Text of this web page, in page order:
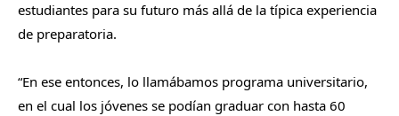
estudiantes para su futuro más allá de la típica experiencia
de preparatoria.
“En ese entonces, lo llamábamos programa universitario,
en el cual los jóvenes se podían graduar con hasta 60